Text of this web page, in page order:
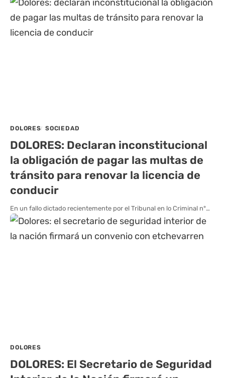
DOLORES SOCIEDAD
DOLORES: Declaran inconstitucional
la obligación de pagar las multas de
tránsito para renovar la licencia de
conducir
En un fallo dictado recientemente por el Tribunal en lo Criminal n°…
DOLORES
DOLORES: El Secretario de Seguridad